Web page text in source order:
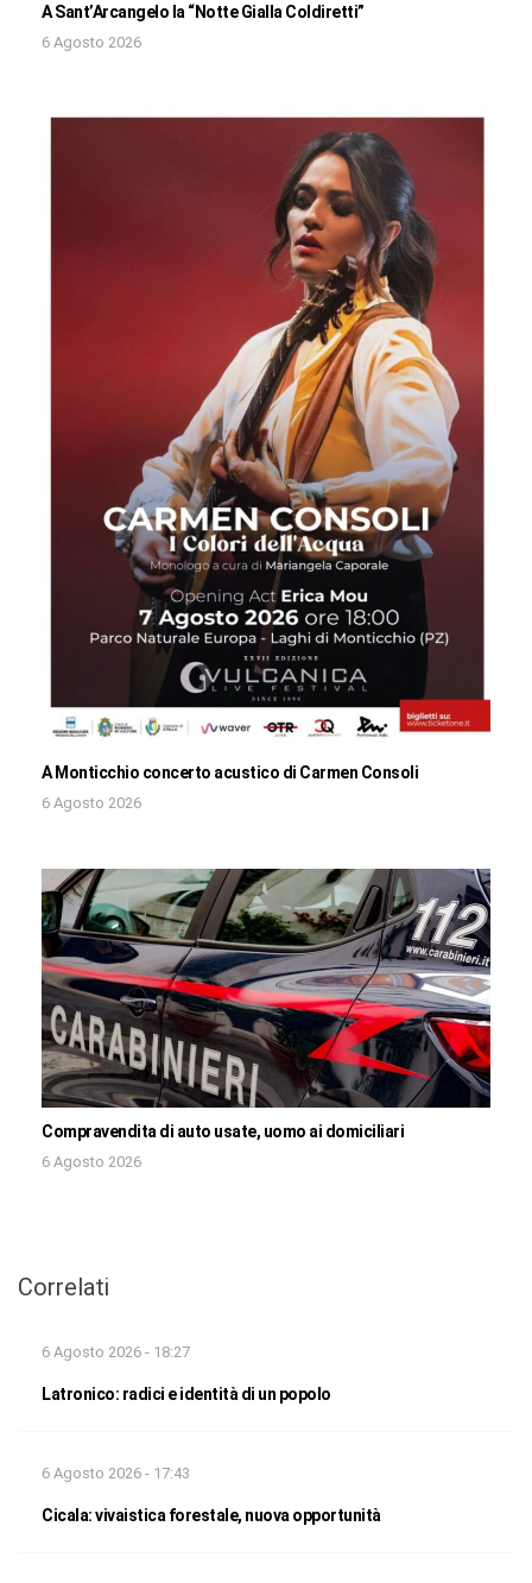
A Sant’Arcangelo la “Notte Gialla Coldiretti”
6 Agosto 2026
A Monticchio concerto acustico di Carmen Consoli
6 Agosto 2026
Compravendita di auto usate, uomo ai domiciliari
6 Agosto 2026
Correlati
6 Agosto 2026 - 18:27
Latronico: radici e identità di un popolo
6 Agosto 2026 - 17:43
Cicala: vivaistica forestale, nuova opportunità